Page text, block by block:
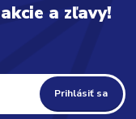
a zľavy!
Prihlásiť sa